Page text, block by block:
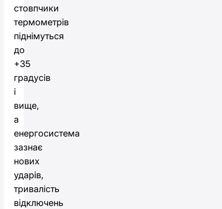
стовпчики
термометрів
піднімуться
до
+35
градусів
і
вище,
а
енергосистема
зазнає
нових
ударів,
тривалість
відключень